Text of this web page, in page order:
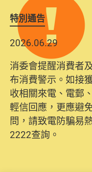
特別通告
2026.06.29
消委會提醒消費者
布消費警示。如接
收相關來電、電郵
輕信回應，更應避
問，請致電防騙易
2222查詢。